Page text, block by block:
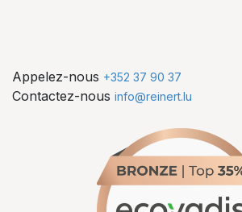
Appelez-nous +352 37 90 37
Contactez-nous info@reinert.lu